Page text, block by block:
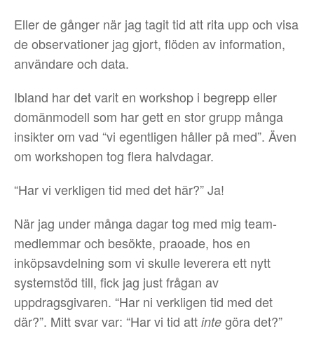
Eller de gånger när jag tagit tid att rita upp och visa
de observationer jag gjort, flöden av information,
användare och data.
Ibland har det varit en workshop i begrepp eller
domänmodell som har gett en stor grupp många
insikter om vad “vi egentligen håller på med”. Även
om workshopen tog flera halvdagar.
“Har vi verkligen tid med det här?” Ja!
När jag under många dagar tog med mig team-
medlemmar och besökte, praoade, hos en
inköpsavdelning som vi skulle leverera ett nytt
systemstöd till, fick jag just frågan av
uppdragsgivaren. “Har ni verkligen tid med det
där?”. Mitt svar var: “Har vi tid att inte göra det?”